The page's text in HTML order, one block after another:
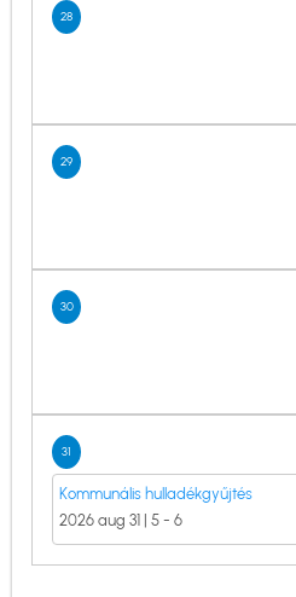
28
29
30
31
Kommunális hulladékgyűjtés
2026 aug 31 | 5 - 6